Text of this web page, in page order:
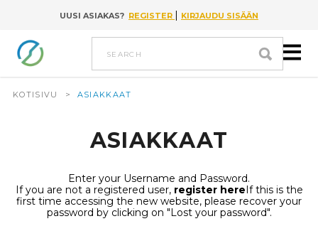
Go to content
UUSI ASIAKAS? REGISTER | KIRJAUDU SISÄÄN
search
KOTISIVU > ASIAKKAAT
ASIAKKAAT
Enter your Username and Password.
If you are not a registered user, register hereIf this is the
first time accessing the new website, please recover your
password by clicking on "Lost your password".